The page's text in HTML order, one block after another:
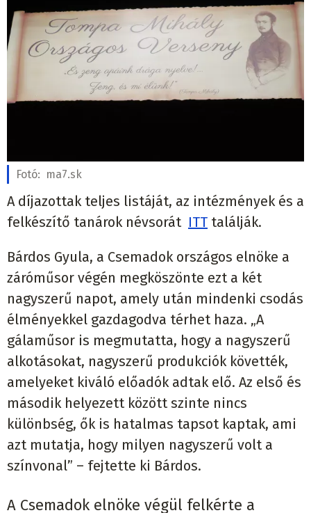
Fotó: ma7.sk
A díjazottak teljes listáját, az intézmények és a
felkészítő tanárok névsorát ITT találják.
Bárdos Gyula, a Csemadok országos elnöke a
záróműsor végén megköszönte ezt a két
nagyszerű napot, amely után mindenki csodás
élményekkel gazdagodva térhet haza. „A
gálaműsor is megmutatta, hogy a nagyszerű
alkotásokat, nagyszerű produkciók követték,
amelyeket kiváló előadók adtak elő. Az első és
második helyezett között szinte nincs
különbség, ők is hatalmas tapsot kaptak, ami
azt mutatja, hogy milyen nagyszerű volt a
színvonal” – fejtette ki Bárdos.
A Csemadok elnöke végül felkérte a